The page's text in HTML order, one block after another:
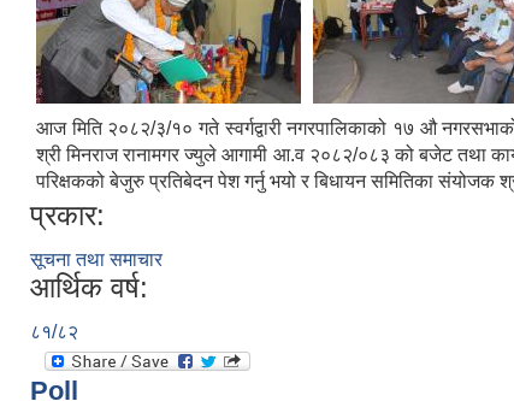
आज मिति २०८२/३/१० गते स्वर्गद्वारी नगरपालिकाको १७ औ
श्री मिनराज रानामगर ज्युले आगामी आ.व २०८२/०८३ को बजेट तथा
परिक्षकको बेजुरु प्रतिबेदन पेश गर्नु भयो र बिधायन समितिका संयोजक
प्रकार:
सूचना तथा समाचार
आर्थिक वर्ष:
८१/८२
Poll